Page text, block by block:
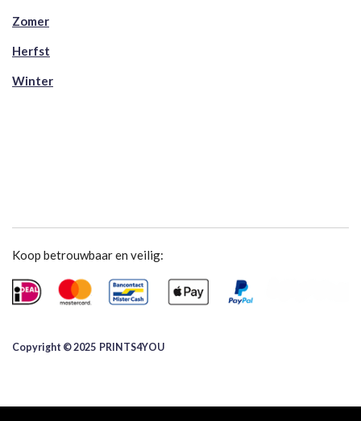
Zomer
Herfst
Winter
Koop betrouwbaar en veilig:
Copyright © 2025 ​PRINTS4YOU